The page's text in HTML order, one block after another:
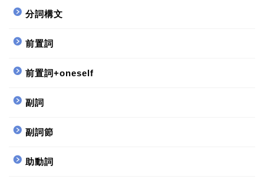
分詞構文
前置詞
前置詞+oneself
副詞
副詞節
助動詞